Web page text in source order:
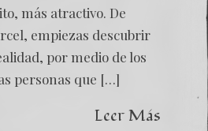
más atractivo. De
empiezas descubrir
por medio de los
personas que […]
Leer Más